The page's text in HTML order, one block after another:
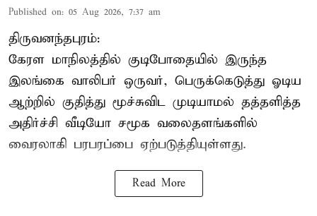
Published on: 05 Aug 2026, 7:37 am
திருவனந்தபுரம்:
கேரள மாநிலத்தில் குடிபோதையில் இருந்த
இலங்கை வாலிபர் ஒருவர், பெருக்கெடுத்து ஓடிய
ஆற்றில் குதித்து மூச்சுவிட முடியாமல் தத்தளித்த
அதிர்ச்சி வீடியோ சமூக வலைதளங்களில்
வைரலாகி பரபரப்பை ஏற்படுத்தியுள்ளது.
Read More